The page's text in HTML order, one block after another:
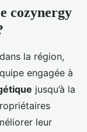
cozynergy
dans la région,
engagée à
jusqu’à la
leur